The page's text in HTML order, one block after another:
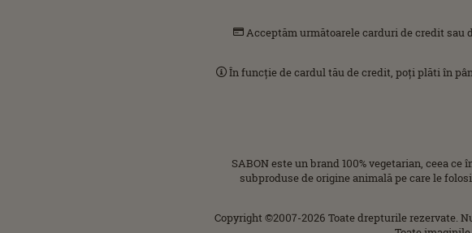
Acceptăm următoarele carduri de credit sau
În funcție de cardul tău de credit, poți plăti în
SABON este un brand 100% vegetarian, ceea
subproduse de origine animală pe care le
Copyright ©2007-2026 Toate drepturile rezervate.